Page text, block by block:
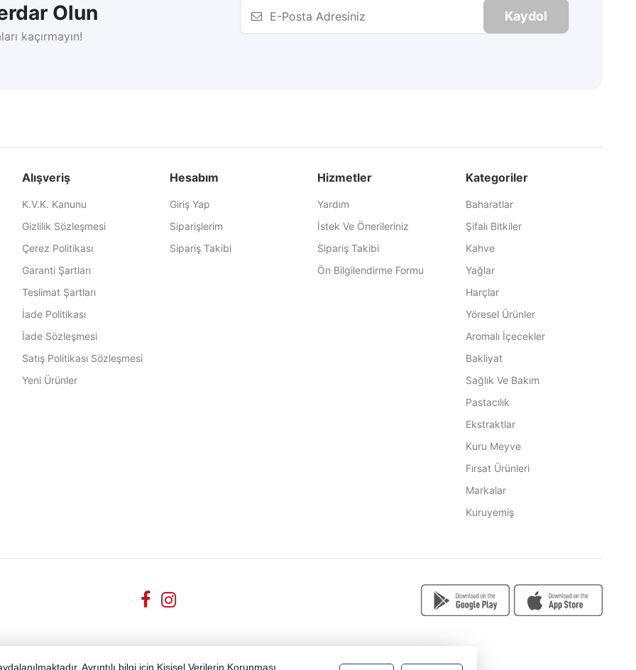
Olun
kaçırmayın!
Kaydol
Alışveriş
K.V.K. Kanunu
Gizlilik Sözleşmesi
Çerez Politikası
Garanti Şartları
Teslimat Şartları
İade Politikası
İade Sözleşmesi
Satış Politikası Sözleşmesi
Yeni Ürünler
Hesabım
Giriş Yap
Siparişlerim
Sipariş Takibi
Hizmetler
Yardım
İstek Ve Önerileriniz
Sipariş Takibi
Ön Bilgilendirme Formu
Kategoriler
Baharatlar
Şifalı Bitkiler
Kahve
Yağlar
Harçlar
Yöresel Ürünler
Aromalı İçecekler
Bakliyat
Sağlık Ve Bakım
Pastacılık
Ekstraktlar
Kuru Meyve
Fırsat Ürünleri
Markalar
Kuruyemiş
Ayrıntılı bilgi için Kişisel Verilerin Korunması